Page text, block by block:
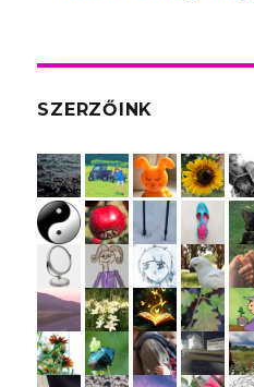
SZERZŐINK